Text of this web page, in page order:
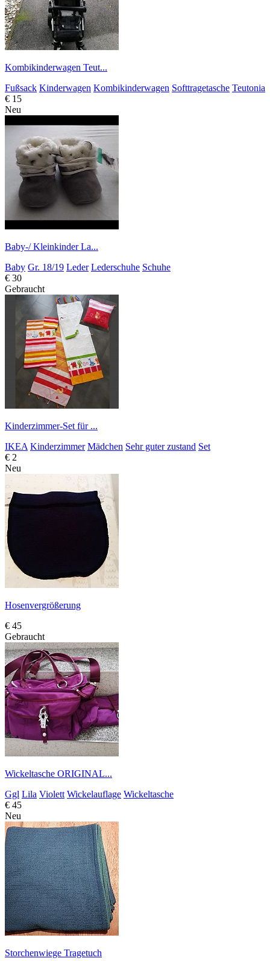
Kombikinderwagen Teut...
Fußsack Kinderwagen Kombikinderwagen Softtragetasche Teutonia
€ 15
Neu
Baby-/ Kleinkinder La...
Baby Gr. 18/19 Leder Lederschuhe Schuhe
€ 30
Gebraucht
Kinderzimmer-Set für ...
IKEA Kinderzimmer Mädchen Sehr guter zustand Set
€ 2
Neu
Hosenvergrößerung
€ 45
Gebraucht
Wickeltasche ORIGINAL...
Ggl Lila Violett Wickelauflage Wickeltasche
€ 45
Neu
Storchenwiege Tragetuch